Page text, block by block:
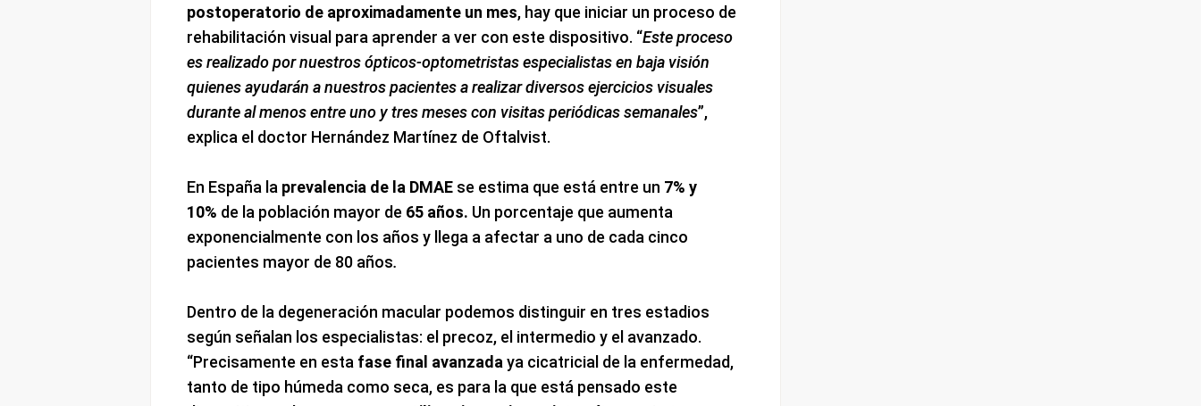
postoperatorio de aproximadamente un mes, hay que iniciar un proceso de
rehabilitación visual para aprender a ver con este dispositivo. “Este proceso
es realizado por nuestros ópticos-optometristas especialistas en baja visión
quienes ayudarán a nuestros pacientes a realizar diversos ejercicios visuales
durante al menos entre uno y tres meses con visitas periódicas semanales”,
explica el doctor Hernández Martínez de Oftalvist.
En España la prevalencia de la DMAE se estima que está entre un 7% y
10% de la población mayor de 65 años. Un porcentaje que aumenta
exponencialmente con los años y llega a afectar a uno de cada cinco
pacientes mayor de 80 años.
Dentro de la degeneración macular podemos distinguir en tres estadios
según señalan los especialistas: el precoz, el intermedio y el avanzado.
“Precisamente en esta fase final avanzadaya cicatricial de la enfermedad,
tanto de tipo húmeda como seca, es para la que está pensado este